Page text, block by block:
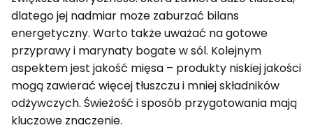
dlatego jej nadmiar może zaburzać bilans
energetyczny. Warto także uważać na gotowe
przyprawy i marynaty bogate w sól. Kolejnym
aspektem jest jakość mięsa – produkty niskiej jakości
mogą zawierać więcej tłuszczu i mniej składników
odżywczych. Świeżość i sposób przygotowania mają
kluczowe znaczenie.